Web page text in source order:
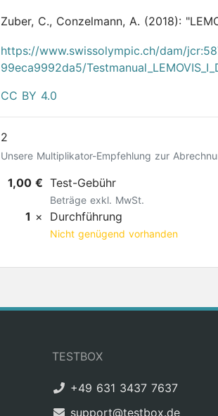
Zuber, C., Conzelmann, A. (2018):
https://www.swissolympic.ch/dam/
99eca9992da5/
CC BY 4.0
2
Unsere Multiplikator-Empfehlung zur
1,00 € Test-Gebühr
Beträge exkl. MwSt.
1 × Durchführung
Nicht genügend vorhanden
TESTBOX
+49 631 3437 7637
support@testbox.de